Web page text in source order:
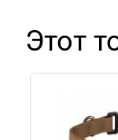
Этот